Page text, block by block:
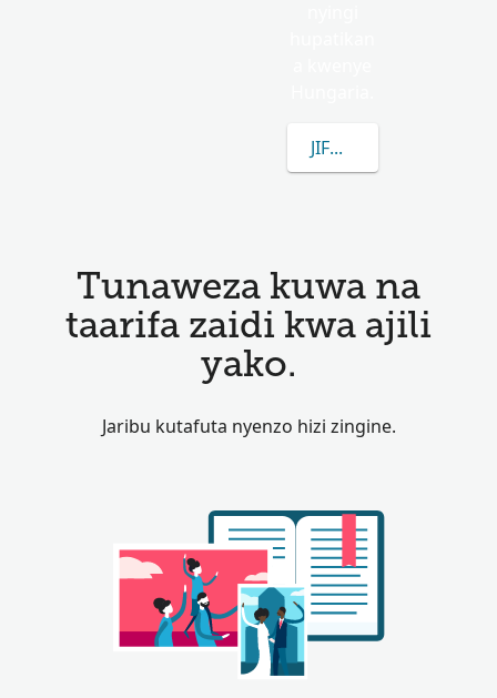
JIFUNZE ZAIDI
Tunaweza kuwa na
taarifa zaidi kwa ajili
yako.
Jaribu kutafuta nyenzo hizi zingine.